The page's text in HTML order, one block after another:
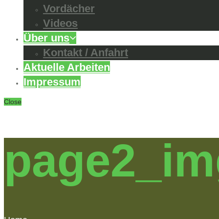
Vordächer
Videos
Über uns
Kontakt / Anfahrt
Aktuelle Arbeiten
Impressum
Close